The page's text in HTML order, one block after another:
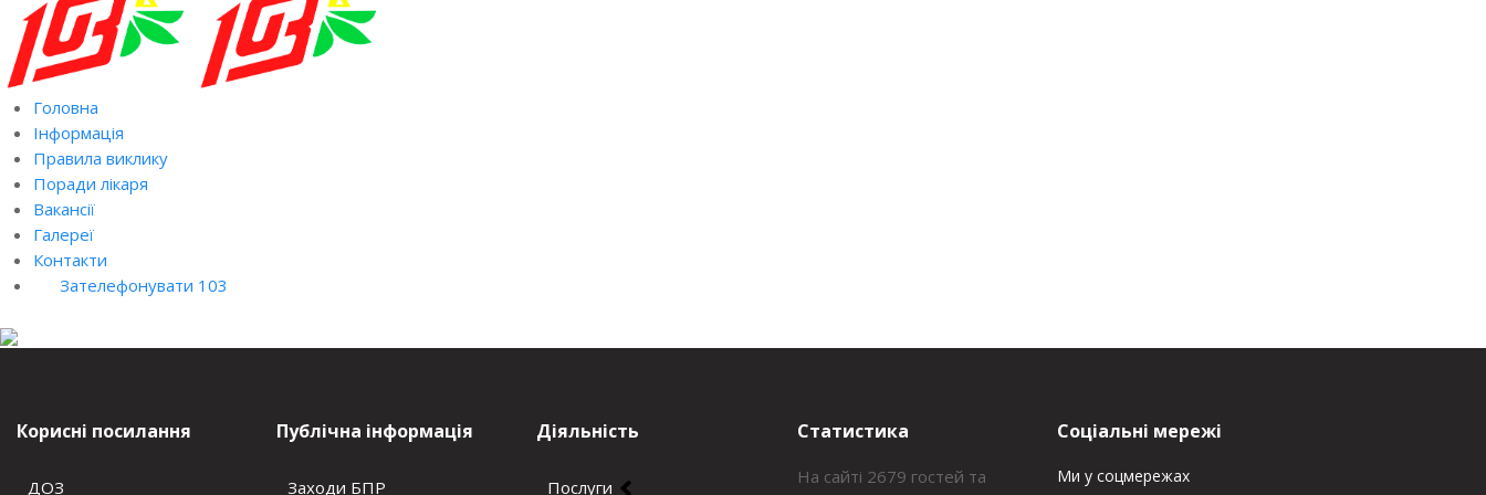
Головна
Інформація
Правила виклику
Поради лікаря
Вакансії
Галереї
Контакти
Зателефонувати 103
Корисні посилання
ДОЗ
Публічна інформація
Заходи БПР
Діяльність
Послуги
Статистика
На сайті 2679 гостей та
Соціальні мережі
Ми у соцмережах